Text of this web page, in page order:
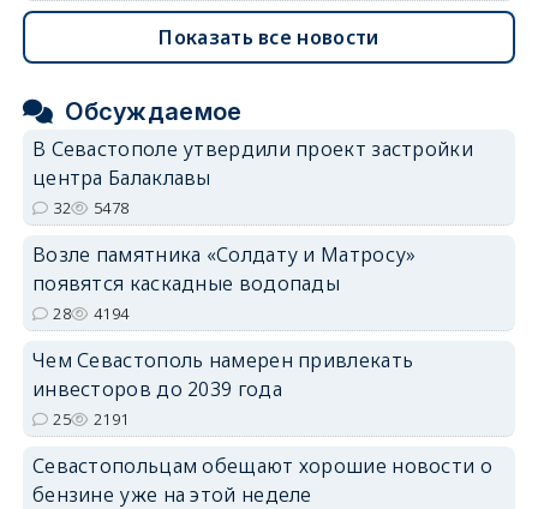
Показать все новости
Обсуждаемое
В Севастополе утвердили проект застройки
центра Балаклавы
32 5478
Возле памятника «Солдату и Матросу»
появятся каскадные водопады
28 4194
Чем Севастополь намерен привлекать
инвесторов до 2039 года
25 2191
Севастопольцам обещают хорошие новости о
бензине уже на этой неделе